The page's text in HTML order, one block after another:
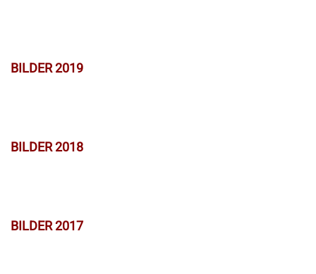
BILDER 2019
BILDER 2018
BILDER 2017